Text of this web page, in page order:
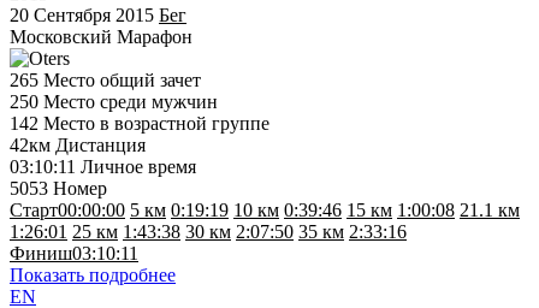
20 Сентября 2015 Бег
Московский Марафон
265 Место общий зачет
250 Место среди мужчин
142 Место в возрастной группе
42км Дистанция
03:10:11 Личное время
5053 Номер
Старт00:00:00 5 км 0:19:19 10 км 0:39:46 15 км 1:00:08 21.1 км
1:26:01 25 км 1:43:38 30 км 2:07:50 35 км 2:33:16
Финиш03:10:11
Показать подробнее
EN